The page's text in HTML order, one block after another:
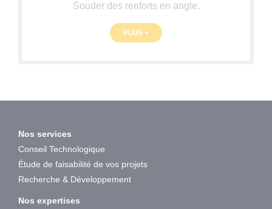
Souder des renforts en angle.
PLUS +
Nos services
Conseil Technologique
Étude de faisabilité de vos projets
Recherche & Développement
Nos expertises